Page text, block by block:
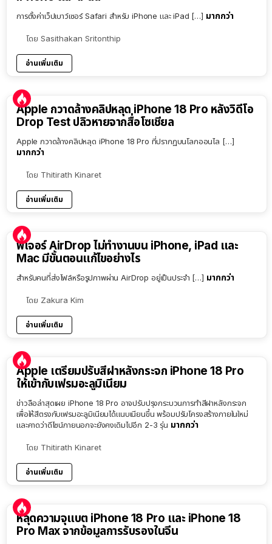
การตั้งค่าเว็ปเบาว์เซอร์ Safari สำหรับ iPhone และ iPad […] มากกว่า
โดย Sasithakan Sritonthip
อ่านเพิ่มเติม
Apple กวาดล้างคลิปหลุด iPhone 18 Pro หลังวิดีโอ
Drop Test ปลิวหายจากสื่อโซเชียล
Apple กวาดล้างคลิปหลุด iPhone 18 Pro ที่ปรากฏบนโลกออนไล […]
มากกว่า
โดย Thitirath Kinaret
อ่านเพิ่มเติม
ฟีเจอร์ AirDrop ไม่ทำงานบน iPhone, iPad และ
Mac มีขั้นตอนแก้ไขอย่างไร
สำหรับคนที่ส่งไฟล์หรือรูปภาพผ่าน AirDrop อยู่เป็นประจำ […] มากกว่า
โดย Zakura Kim
อ่านเพิ่มเติม
Apple เตรียมปรับสีฝาหลังกระจก iPhone 18 Pro
ให้เข้ากับเฟรมอะลูมิเนียม
ข่าวลือล่าสุดเผย iPhone 18 Pro อาจปรับปรุงกระบวนการทำสีฝาหลังกระจก
เพื่อให้สีตรงกับเฟรมอะลูมิเนียมได้แนบเนียนขึ้น พร้อมปรับโครงสร้างภายในใหม่
และคาดว่าดีไซน์ภายนอกจะยังคงเดิมไปอีก 2-3 รุ่น มากกว่า
โดย Thitirath Kinaret
อ่านเพิ่มเติม
หลุดความจุแบต iPhone 18 Pro และ iPhone 18
Pro Max จากข้อมูลการรับรองในจีน